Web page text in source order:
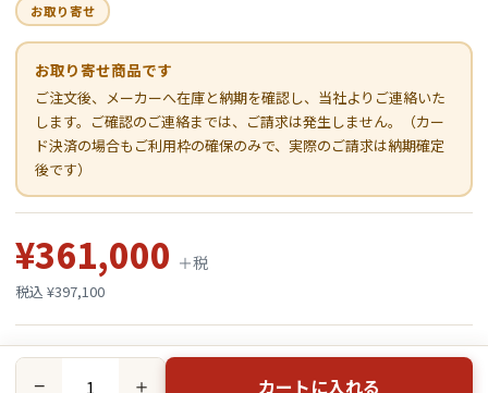
お取り寄せ
お取り寄せ商品です
ご注文後、メーカーへ在庫と納期を確認し、当社よりご連絡いた
します。ご確認のご連絡までは、ご請求は発生しません。（カー
ド決済の場合もご利用枠の確保のみで、実際のご請求は納期確定
後です）
¥361,000 ＋税
税込 ¥397,100
− ＋ カートに入れる